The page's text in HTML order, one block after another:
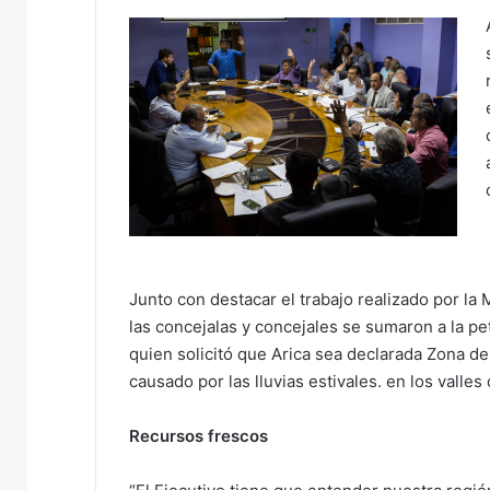
Junto con destacar el trabajo realizado por la
las concejalas y concejales se sumaron a la
quien solicitó que Arica sea declarada Zona
causado por las lluvias estivales. en los valles
Recursos frescos